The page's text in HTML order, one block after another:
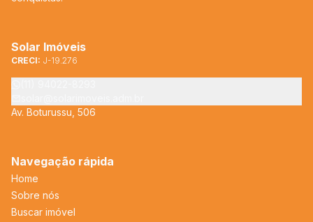
Solar Imóveis
CRECI: J-19.276
Av. Boturussu, 506
Navegação rápida
Home
Sobre nós
Buscar imóvel